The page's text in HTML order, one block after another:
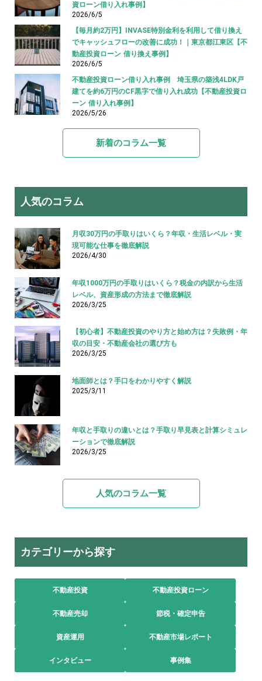
資ローン借り入れ事例】
2026/6/5
【毎月約2万円】INVASE特別金利を利用して借り換え
でキャッシュフローの改善に成功！｜東京都江東区【不
動産投資ローン 借り換え事例】
2026/6/5
不動産投資ローン借り入れ事例 埼玉県の築浅4LDK戸
建てを約6万円のCF黒字で借り入れ成功【不動産投資ロ
ーン 借り入れ事例】
2026/5/26
新着のコラム一覧
人気のコラム
月収30万円の手取りはいくら？年収・生活レベル・実
現可能な仕事を徹底解説
2026/4/30
年収1000万円の手取りはいくら？税金の内訳から生活
レベル、資産形成の方法まで徹底解説
2026/3/25
【初心者】不動産投資のやり方と始め方は？失敗例・年
収の目安・不動産会社の選び方も
2026/3/25
地面師とは？手口をわかりやすく解説
2025/3/11
年収と手取りの違いとは？手取り早見表と計算シミュレ
ーションで徹底解説
2026/3/25
人気のコラム一覧
カテゴリーから探す
不動産投資 不動産投資ローン
不動産売却 節税・確定申告
資産運用 不動産市場レポート
インタビュー 事例集